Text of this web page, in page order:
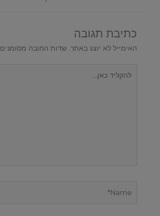
כתיבת תגובה
האימייל לא יוצג באתר. שדות החובה מסומנים
כאן...